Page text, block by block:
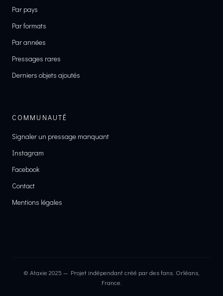
Par pays
Par formats
Par années
Pressages rares
Derniers objets ajoutés
COMMUNAUTÉ
Signaler un pressage manquant
Instagram
Facebook
Contact
Mentions légales
© Ataxie 2025 — Projet indépendant créé par des fans. Orléans,
France.